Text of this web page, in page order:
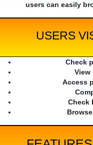
users can easily
USERS
Check
View
Access
Check